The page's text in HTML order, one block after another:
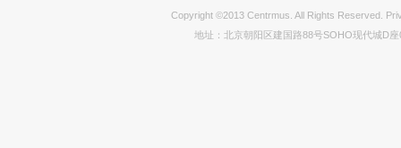
Copyright ©2013 Centrmus. All Rights Reserved.
地址：北京朝阳区建国路88号SOHO现代城D